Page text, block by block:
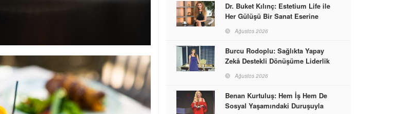
Dr. Buket Kılınç: Estetium Life ile
Her Gülüşü Bir Sanat Eserine
Ağustos 2026
Burcu Rodoplu: Sağlıkta Yapay
Zekâ Destekli Dönüşüme Liderlik
Ağustos 2026
Benan Kurtuluş: Hem İş Hem De
Sosyal Yaşamındaki Duruşuyla